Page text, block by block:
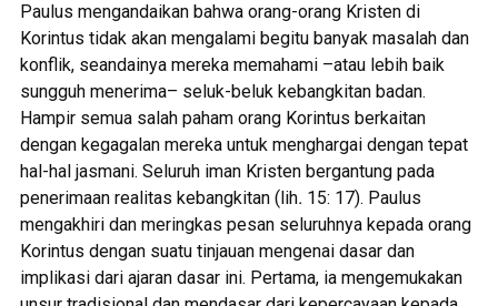
Paulus mengandaikan bahwa orang-orang Kristen di
Korintus tidak akan mengalami begitu banyak masalah dan
konflik, seandainya mereka memahami –atau lebih baik
sungguh menerima– seluk-beluk kebangkitan badan.
Hampir semua salah paham orang Korintus berkaitan
dengan kegagalan mereka untuk menghargai dengan tepat
hal-hal jasmani. Seluruh iman Kristen bergantung pada
penerimaan realitas kebangkitan (lih. 15: 17). Paulus
mengakhiri dan meringkas pesan seluruhnya kepada orang
Korintus dengan suatu tinjauan mengenai dasar dan
implikasi dari ajaran dasar ini. Pertama, ia mengemukakan